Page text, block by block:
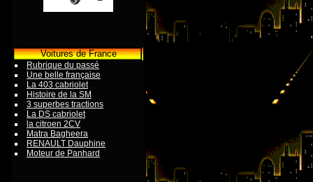
Voitures de France
Rubrique du passé
Une belle française
La 403 cabriolet
Histoire de la SM
3 superbes tractions
La DS cabriolet
la citroen 2CV
Matra Bagheera
RENAULT Dauphine
Moteur de Panhard